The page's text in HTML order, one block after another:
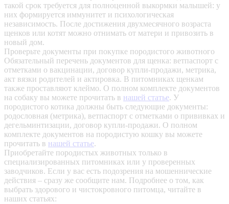
такой срок требуется для полноценной выкормки малышей: у
них формируется иммунитет и психологическая
независимость. После достижения двухмесячного возраста
щенков или котят можно отнимать от матери и привозить в
новый дом.
Проверьте документы при покупке породистого животного
Обязательный перечень документов для щенка: ветпаспорт с
отметками о вакцинации, договор купли-продажи, метрика,
акт вязки родителей и актировка. В питомниках щенкам
также проставляют клеймо. О полном комплекте документов
на собаку вы можете прочитать в нашей статье. У
породистого котика должны быть следующие документы:
родословная (метрика), ветпаспорт с отметками о прививках и
дегельминтизации, договор купли-продажи. О полном
комплекте документов на породистую кошку вы можете
прочитать в нашей статье.
Приобретайте породистых животных только в
специализированных питомниках или у проверенных
заводчиков. Если у вас есть подозрения на мошеннические
действия – сразу же сообщите нам. Подробнее о том, как
выбрать здорового и чистокровного питомца, читайте в
наших статьях: